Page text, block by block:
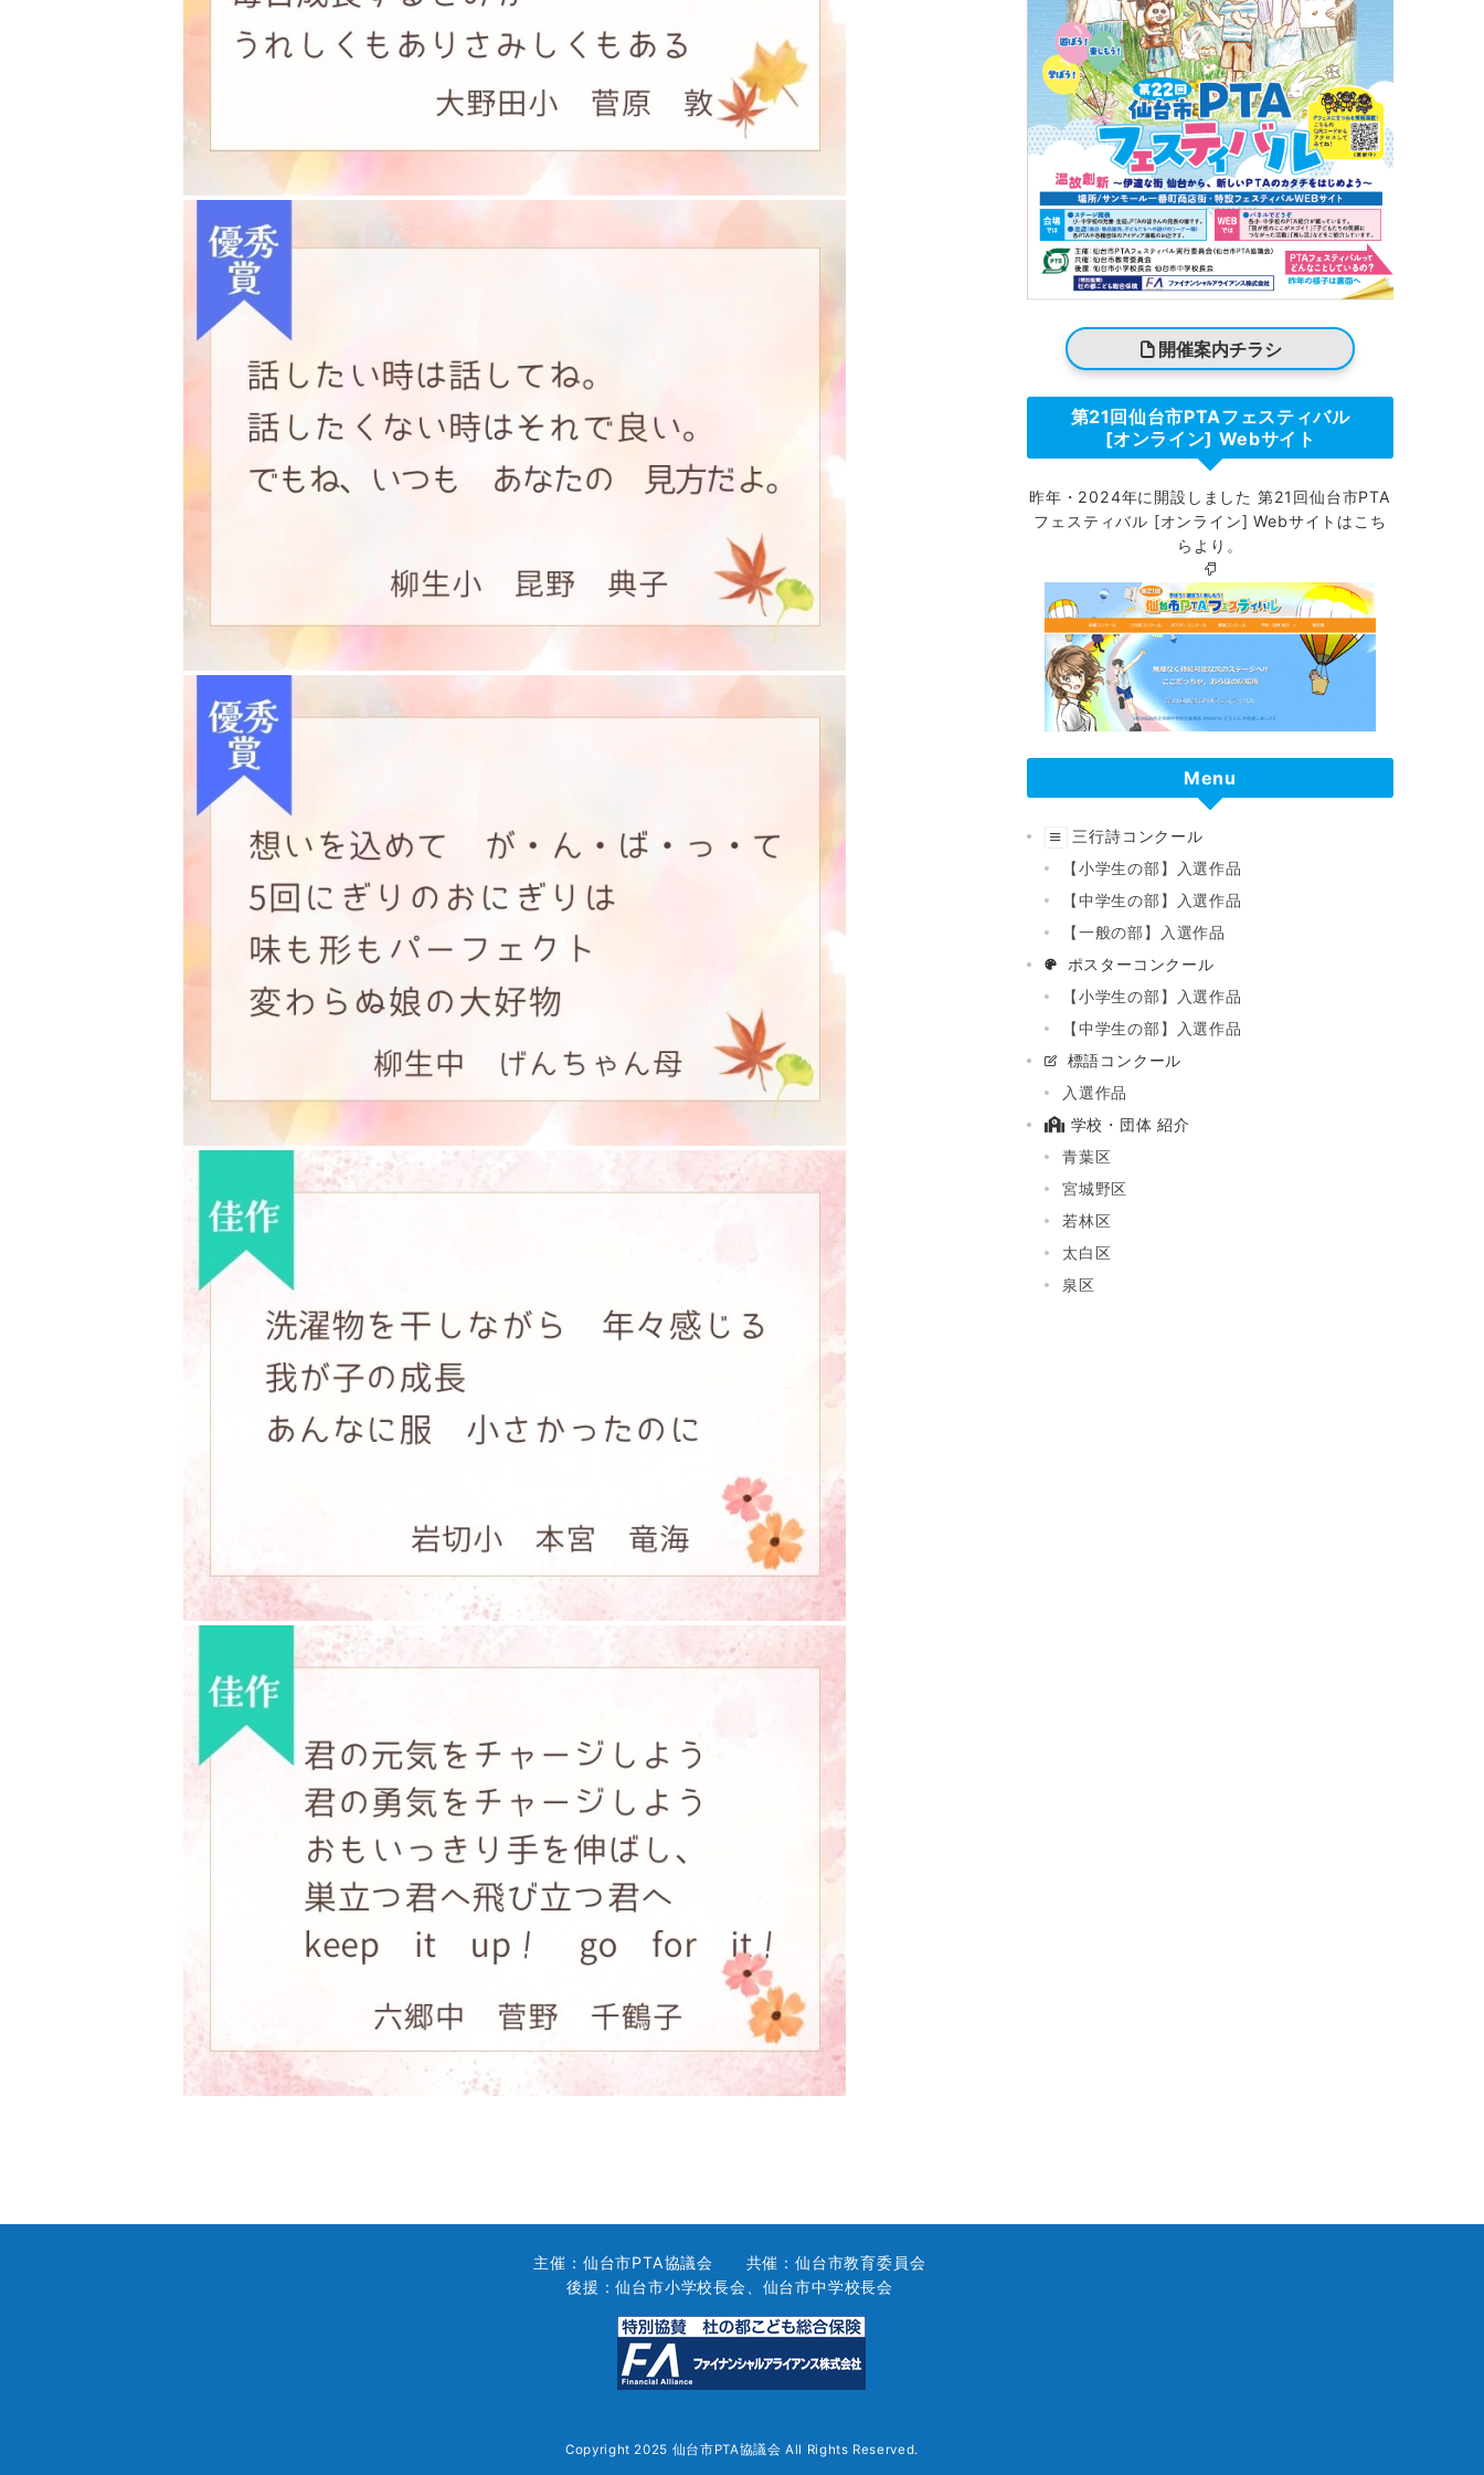
開催案内チラシ
第21回仙台市PTAフェスティバル
[オンライン] Webサイト
昨年・2024年に開設しました 第21回仙台市PTA
フェスティバル [オンライン] Webサイトはこち
らより。
Menu
三行詩コンクール
【小学生の部】入選作品
【中学生の部】入選作品
【一般の部】入選作品
ポスターコンクール
【小学生の部】入選作品
【中学生の部】入選作品
標語コンクール
入選作品
学校・団体 紹介
青葉区
宮城野区
若林区
太白区
泉区
主催：仙台市PTA協議会 共催：仙台市教育委員会
後援：仙台市小学校長会、仙台市中学校長会
Copyright 2025 仙台市PTA協議会 All Rights Reserved.